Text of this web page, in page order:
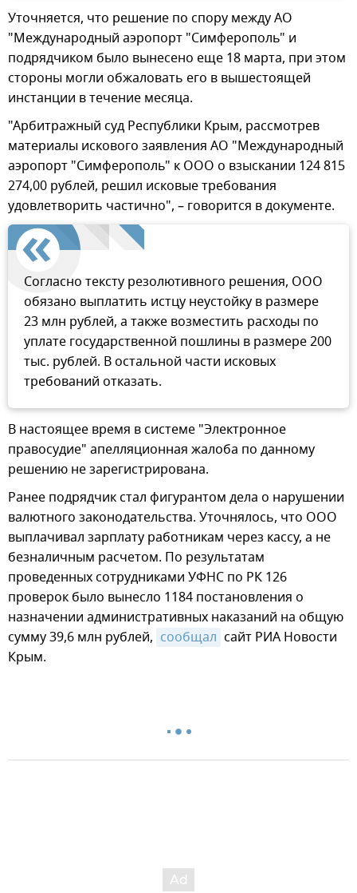
Уточняется, что решение по спору между АО
"Международный аэропорт "Симферополь" и
подрядчиком было вынесено еще 18 марта, при этом
стороны могли обжаловать его в вышестоящей
инстанции в течение месяца.
"Арбитражный суд Республики Крым, рассмотрев
материалы искового заявления АО "Международный
аэропорт "Симферополь" к ООО о взыскании 124 815
274,00 рублей, решил исковые требования
удовлетворить частично", – говорится в документе.
Согласно тексту резолютивного решения, ООО
обязано выплатить истцу неустойку в размере
23 млн рублей, а также возместить расходы по
уплате государственной пошлины в размере 200
тыс. рублей. В остальной части исковых
требований отказать.
В настоящее время в системе "Электронное
правосудие" апелляционная жалоба по данному
решению не зарегистрирована.
Ранее подрядчик стал фигурантом дела о нарушении
валютного законодательства. Уточнялось, что ООО
выплачивал зарплату работникам через кассу, а не
безналичным расчетом. По результатам
проведенных сотрудниками УФНС по РК 126
проверок было вынесло 1184 постановления о
назначении административных наказаний на общую
сумму 39,6 млн рублей, сообщал сайт РИА Новости
Крым.